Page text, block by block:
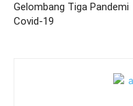
Gelombang Tiga Pandemi
Covid-19